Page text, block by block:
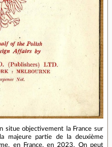
situe objectivement la France sur
majeure partie de la deuxième
en France, en 2023. On peut